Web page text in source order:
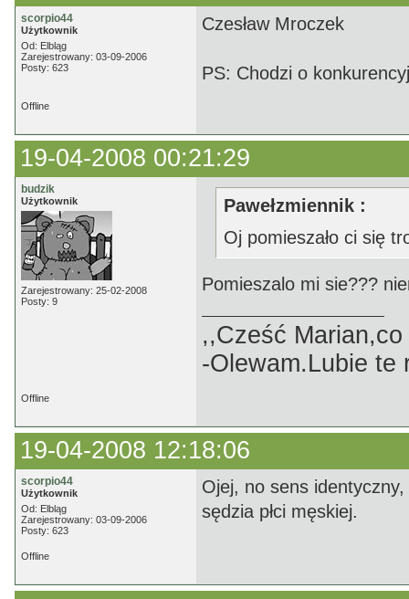
scorpio44
Użytkownik
Od: Elbląg
Zarejestrowany: 03-09-2006
Posty: 623
Czesław Mroczek
PS: Chodzi o
Offline
19-04-2008 00:21:29
budzik
Użytkownik
Zarejestrowany: 25-02-2008
Posty: 9
Pawełzmiennik :
Oj pomieszało ci się
Pomieszalo mi sie???
,,Cześć
-Olewam.Lubie te
Offline
19-04-2008 12:18:06
scorpio44
Użytkownik
Od: Elbląg
Zarejestrowany: 03-09-2006
Posty: 623
Ojej, no sens
sędzia płci męskiej.
Offline